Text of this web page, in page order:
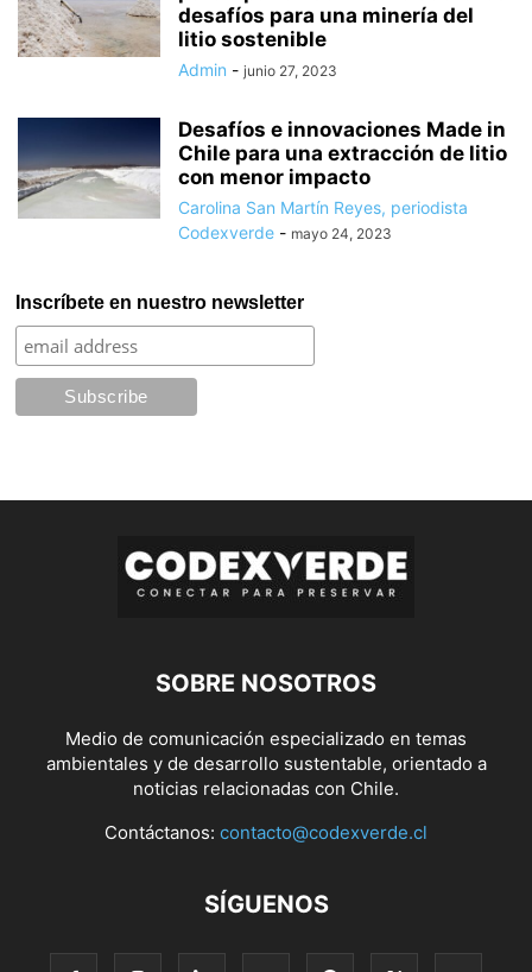
desafíos para una minería del
litio sostenible
Admin - junio 27, 2023
Desafíos e innovaciones Made in
Chile para una extracción de litio
con menor impacto
Carolina San Martín Reyes, periodista
Codexverde - mayo 24, 2023
Inscríbete en nuestro newsletter
SOBRE NOSOTROS
Medio de comunicación especializado en temas
ambientales y de desarrollo sustentable, orientado a
noticias relacionadas con Chile.
Contáctanos: contacto@codexverde.cl
SÍGUENOS